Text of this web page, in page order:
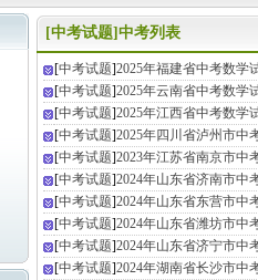
[中考试题]中考列表
[中考试题]2025年福建省中考数学
[中考试题]2025年云南省中考数学
[中考试题]2025年江西省中考数学
[中考试题]2025年四川省泸州市中
[中考试题]2023年江苏省南京市中
[中考试题]2024年山东省济南市中
[中考试题]2024年山东省东营市中
[中考试题]2024年山东省潍坊市中
[中考试题]2024年山东省济宁市中
[中考试题]2024年湖南省长沙市中